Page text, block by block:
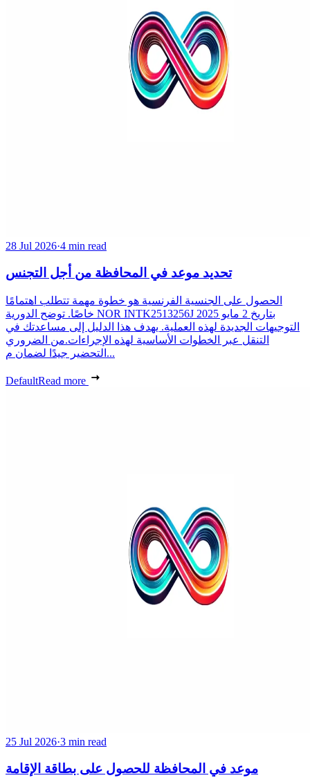
28 Jul 2026·4 min read
تحديد موعد في المحافظة من أجل التجنس
الحصول على الجنسية الفرنسية هو خطوة مهمة تتطلب اهتمامًا
خاصًا. توضح الدورية NOR INTK2513256J بتاريخ 2 مايو 2025
التوجيهات الجديدة لهذه العملية. يهدف هذا الدليل إلى مساعدتك في
التنقل عبر الخطوات الأساسية لهذه الإجراءات.من الضروري
التحضير جيدًا لضمان م...
DefaultRead more
25 Jul 2026·3 min read
موعد في المحافظة للحصول على بطاقة الإقامة